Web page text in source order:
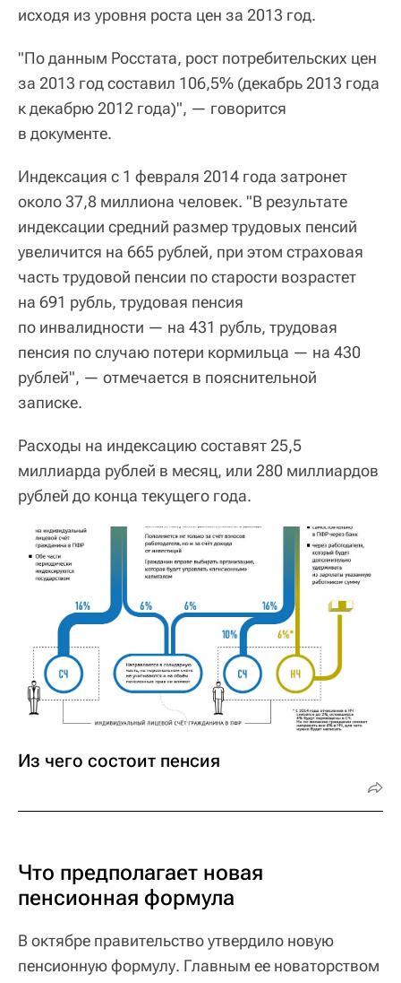
исходя из уровня роста цен за 2013 год.
"По данным Росстата, рост потребительских цен
за 2013 год составил 106,5% (декабрь 2013 года
к декабрю 2012 года)", — говорится
в документе.
Индексация с 1 февраля 2014 года затронет
около 37,8 миллиона человек. "В результате
индексации средний размер трудовых пенсий
увеличится на 665 рублей, при этом страховая
часть трудовой пенсии по старости возрастет
на 691 рубль, трудовая пенсия
по инвалидности — на 431 рубль, трудовая
пенсия по случаю потери кормильца — на 430
рублей", — отмечается в пояснительной
записке.
Расходы на индексацию составят 25,5
миллиарда рублей в месяц, или 280 миллиардов
рублей до конца текущего года.
Из чего состоит пенсия
Что предполагает новая
пенсионная формула
В октябре правительство утвердило новую
пенсионную формулу. Главным ее новаторством